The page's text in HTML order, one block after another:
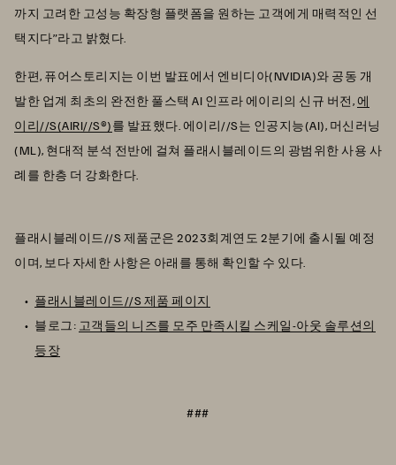
까지 고려한 고성능 확장형 플랫폼을 원하는 고객에게 매력적인 선
택지다”라고 밝혔다.
한편, 퓨어스토리지는 이번 발표에서 엔비디아(NVIDIA)와 공동 개
발한 업계 최초의 완전한 풀스택 AI 인프라 에이리의 신규 버전,에
이리//S(AIRI//S®)를 발표했다. 에이리//S는 인공지능(AI), 머신러닝
(ML), 현대적 분석 전반에 걸쳐 플래시블레이드의 광범위한 사용 사
례를 한층 더 강화한다.
플래시블레이드//S 제품군은 2023회계연도 2분기에 출시될 예정
이며, 보다 자세한 사항은 아래를 통해 확인할 수 있다.
플래시블레이드//S 제품 페이지
블로그: 고객들의 니즈를 모주 만족시킬 스케일-아웃 솔루션의
등장
###